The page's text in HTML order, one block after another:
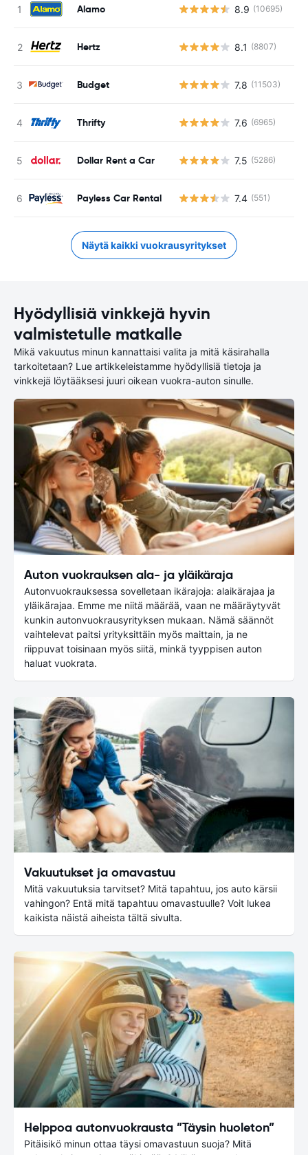
Alamo 8.9 (10695)
Hertz 8.1 (8807)
Budget 7.8 (11503)
Thrifty 7.6 (6965)
Dollar Rent a Car 7.5 (5286)
Payless Car Rental 7.4 (551)
Näytä kaikki vuokrausyritykset
Hyödyllisiä vinkkejä hyvin
valmistetulle matkalle
Mikä vakuutus minun kannattaisi valita ja mitä käsirahalla
tarkoitetaan? Lue artikkeleistamme hyödyllisiä tietoja ja
vinkkejä löytääksesi juuri oikean vuokra-auton sinulle.
Auton vuokrauksen ala- ja yläikäraja
Autonvuokrauksessa sovelletaan ikärajoja: alaikärajaa ja
yläikärajaa. Emme me niitä määrää, vaan ne määräytyvät
kunkin autonvuokrausyrityksen mukaan. Nämä säännöt
vaihtelevat paitsi yrityksittäin myös maittain, ja ne
riippuvat toisinaan myös siitä, minkä tyyppisen auton
haluat vuokrata.
Vakuutukset ja omavastuu
Mitä vakuutuksia tarvitset? Mitä tapahtuu, jos auto kärsii
vahingon? Entä mitä tapahtuu omavastuulle? Voit lukea
kaikista näistä aiheista tältä sivulta.
Helppoa autonvuokrausta ”Täysin huoleton”
Pitäisikö minun ottaa täysi omavastuun suoja? Mitä